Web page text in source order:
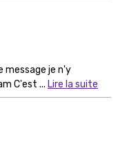
message je n'y
C'est ... Lire la suite